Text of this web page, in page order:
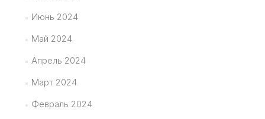
Июнь 2024
Май 2024
Апрель 2024
Март 2024
Февраль 2024